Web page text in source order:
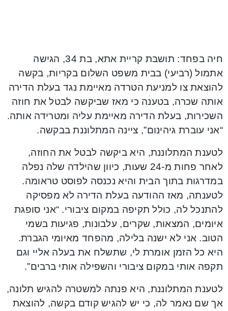
חיה בפחד: תושבת קריית אתא, בת 34, הגישה
אתמול (רביעי) בבית משפט השלום בקריות, בקשה
להוצאת צו למניעת הטרדה מאיימת נגד בעלת הדירה
אותה שכרה, בטענה כי מאז שביקשה לבטל את חוזה
השכירות, בעלת הדירה מאיימת עליה ומטרידה אותה.
“אני עוברת גיהינום”, ציינה המתלוננת בבקשה.
לטענת המתלוננת, היא ביקשה לבטל את החוזה,
לאחר פחות מ-24 שעות, כיוון שהילדה שלה נפלה
במדרגות בתוך הבית והיא נכנסה לפוסט טראומה.
לטענתה, מאז ההודעה בעלת הדירה לא מפסיקה
להתנכל לה, כולל תקיפה במקום ציבורי. “אני סופגת
איומים, המצאות, שקרים, עלבונות, פגיעות בשמי
הטוב. אני לא ישנה בלילה, מהפחד מאיומי הגברת.
היא כל הזמן אומרת לי, שתשלח את בעלה אליי וגם
תקפה אותי במקום ציבורי והשפילה אותי ברבים”.
לטענת המתלוננת, היא פנתה למשטרה להגיש תלונה,
אך שם נאמר לה, כי יש להגיש קודם בקשה, להוצאת